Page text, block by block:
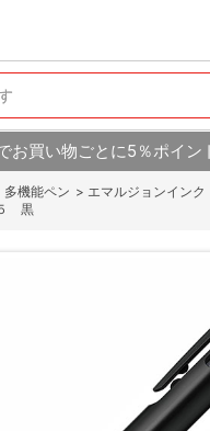
お買い物ごとに5％ポイン
多機能ペン > エマルジョンインク
黒